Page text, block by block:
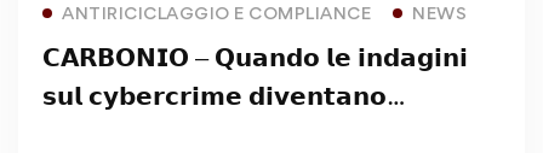
ANTIRICICLAGGIO E COMPLIANCE NEWS
𝗖𝗔𝗥𝗕𝗢𝗡𝗜𝗢 – 𝗤𝘂𝗮𝗻𝗱𝗼 𝗹𝗲 𝗶𝗻𝗱𝗮𝗴𝗶𝗻𝗶
𝘀𝘂𝗹 𝗰𝘆𝗯𝗲𝗿𝗰𝗿𝗶𝗺𝗲 𝗱𝗶𝘃𝗲𝗻𝘁𝗮𝗻𝗼